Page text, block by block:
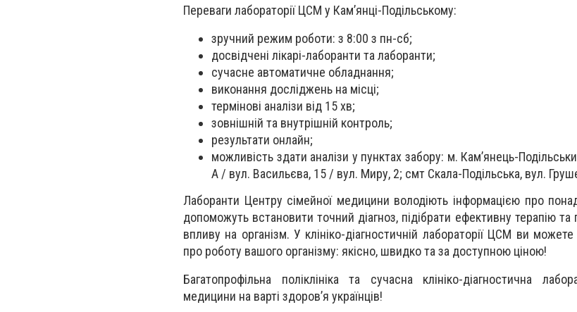
Переваги лабораторії ЦСМ у Кам’янці-Подільському:
зручний режим роботи: з 8:00 з пн-сб;
досвідчені лікарі-лаборанти та лаборанти;
сучасне автоматичне обладнання;
виконання досліджень на місці;
термінові аналізи від 15 хв;
зовнішній та внутрішній контроль;
результати онлайн;
можливість здати аналізи у пунктах забору: м. Кам’янець-
А / вул. Васильєва, 15 / вул. Миру, 2; смт Скала-Подільська, вул.
Лаборанти Центру сімейної медицини володіють інформацією про
допоможуть встановити точний діагноз, підібрати ефективну терапію та
впливу на організм. У клініко-діагностичній лабораторії ЦСМ ви
про роботу вашого організму: якісно, швидко та за доступною ціною!
Багатопрофільна поліклініка та сучасна клініко-діагностична
медицини на варті здоров’я українців!